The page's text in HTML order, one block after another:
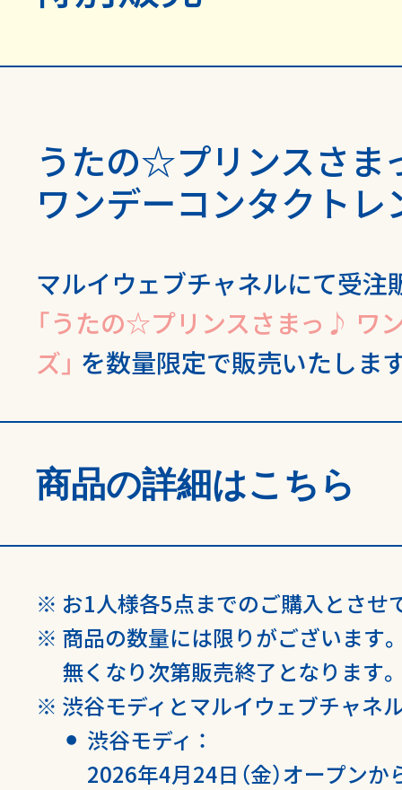
うたの☆プリンスさ
ワンデーコンタクトレ
マルイウェブチャネルにて受注
「うたの☆プリンスさまっ♪ ワ
ズ」 を数量限定で販売いたしま
商品の詳細はこちら
お1人様各5点までのご購入とさせ
商品の数量には限りがございます。
無くなり次第販売終了となります。
渋谷モディとマルイウェブチャネ
渋谷モディ ：
2026年4月24日（金）オープンか